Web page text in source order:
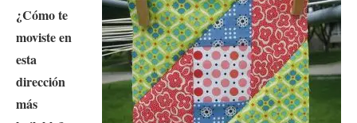
¿Cómo te
moviste en
esta
dirección
más